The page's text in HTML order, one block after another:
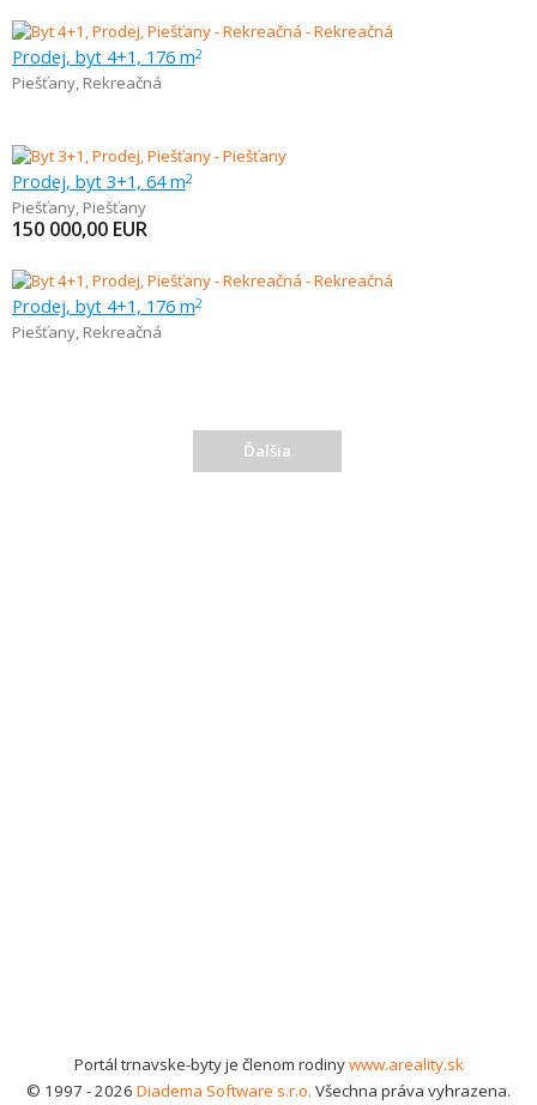
Prodej, byt 4+1, 176 m2
Piešťany, Rekreačná
Prodej, byt 3+1, 64 m2
Piešťany, Piešťany
150 000,00 EUR
Prodej, byt 4+1, 176 m2
Piešťany, Rekreačná
Ďalšia
Portál trnavske-byty je členom rodinywww.areality.sk
© 1997 - 2026 Diadema Software s.r.o. Všechna práva vyhrazena.